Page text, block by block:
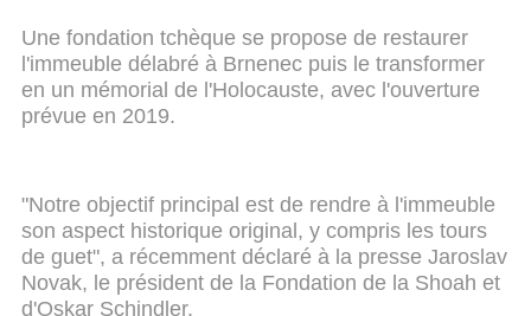
Une fondation tchèque se propose de restaurer
l'immeuble délabré à Brnenec puis le transformer
en un mémorial de l'Holocauste, avec l'ouverture
prévue en 2019.
"Notre objectif principal est de rendre à l'immeuble
son aspect historique original, y compris les tours
de guet", a récemment déclaré à la presse Jaroslav
Novak, le président de la Fondation de la Shoah et
d'Oskar Schindler.